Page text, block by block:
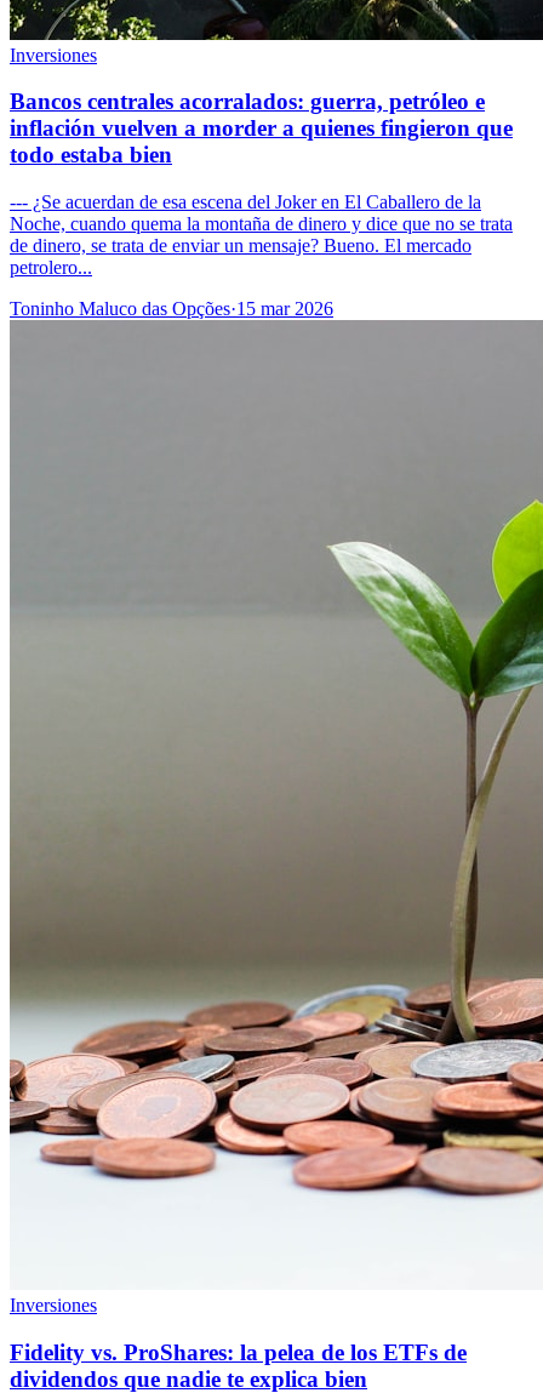
Inversiones
Bancos centrales acorralados: guerra, petróleo e
inflación vuelven a morder a quienes fingieron que
todo estaba bien
--- ¿Se acuerdan de esa escena del Joker en El Caballero de la
Noche, cuando quema la montaña de dinero y dice que no se trata
de dinero, se trata de enviar un mensaje? Bueno. El mercado
petrolero...
Toninho Maluco das Opções·15 mar 2026
Inversiones
Fidelity vs. ProShares: la pelea de los ETFs de
dividendos que nadie te explica bien